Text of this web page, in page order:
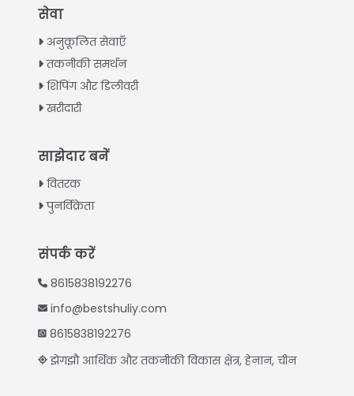
सेवा
अनुकूलित सेवाएँ
तकनीकी समर्थन
शिपिंग और डिलीवरी
खरीदारी
साझेदार बनें
वितरक
पुनर्विक्रेता
संपर्क करें
8615838192276
info@bestshuliy.com
8615838192276
झेंगझौ आर्थिक और तकनीकी विकास क्षेत्र, हेनान, चीन
Korean
Vietnamese
Thai
Turkish
Swahili
Urdu
Greek
Italian